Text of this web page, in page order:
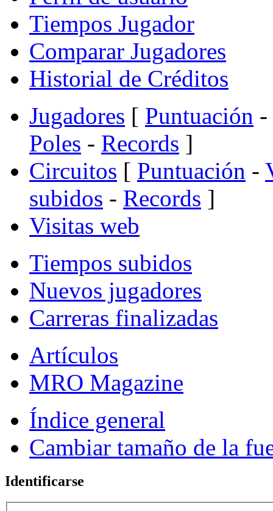
Tiempos Jugador
Comparar Jugadores
Historial de Créditos
Jugadores [ Puntuación -
Poles - Records ]
Circuitos [ Puntuación -
subidos - Records ]
Visitas web
Tiempos subidos
Nuevos jugadores
Carreras finalizadas
Artículos
MRO Magazine
Índice general
Cambiar tamaño de la
Identificarse